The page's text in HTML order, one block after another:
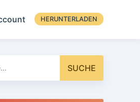
HERUNTERLADEN
SUCHE